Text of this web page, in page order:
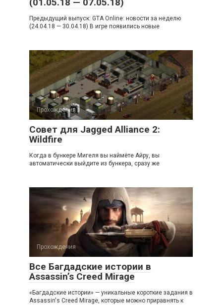
Предыдущий выпуск: GTA Online: новости за неделю
(24.04.18 — 30.04.18) В игре появились новые
Прохождения
Совет для Jagged Alliance 2:
Wildfire
Когда в бункере Мигеля вы наймёте Айру, вы
автоматически выйдите из бункера, сразу же
Прохождения
Все Багдадские истории в
Assassin’s Creed Mirage
«Багдадские истории» — уникальные короткие задания в
Assassin's Creed Mirage, которые можно приравнять к